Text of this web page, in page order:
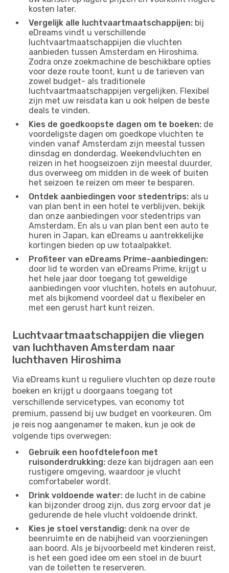
kosten later.
Vergelijk alle luchtvaartmaatschappijen: bij
eDreams vindt u verschillende
luchtvaartmaatschappijen die vluchten
aanbieden tussen Amsterdam en Hiroshima.
Zodra onze zoekmachine de beschikbare opties
voor deze route toont, kunt u de tarieven van
zowel budget- als traditionele
luchtvaartmaatschappijen vergelijken. Flexibel
zijn met uw reisdata kan u ook helpen de beste
deals te vinden.
Kies de goedkoopste dagen om te boeken: de
voordeligste dagen om goedkope vluchten te
vinden vanaf Amsterdam zijn meestal tussen
dinsdag en donderdag. Weekendvluchten en
reizen in het hoogseizoen zijn meestal duurder,
dus overweeg om midden in de week of buiten
het seizoen te reizen om meer te besparen.
Ontdek aanbiedingen voor stedentrips: als u
van plan bent in een hotel te verblijven, bekijk
dan onze aanbiedingen voor stedentrips van
Amsterdam. En als u van plan bent een auto te
huren in Japan, kan eDreams u aantrekkelijke
kortingen bieden op uw totaalpakket.
Profiteer van eDreams Prime-aanbiedingen:
door lid te worden van eDreams Prime, krijgt u
het hele jaar door toegang tot geweldige
aanbiedingen voor vluchten, hotels en autohuur,
met als bijkomend voordeel dat u flexibeler en
met een gerust hart kunt reizen.
Luchtvaartmaatschappijen die vliegen
van luchthaven Amsterdam naar
luchthaven Hiroshima
Via eDreams kunt u reguliere vluchten op deze route
boeken en krijgt u doorgaans toegang tot
verschillende servicetypes, van economy tot
premium, passend bij uw budget en voorkeuren. Om
je reis nog aangenamer te maken, kun je ook de
volgende tips overwegen:
Gebruik een hoofdtelefoon met
ruisonderdrukking: deze kan bijdragen aan een
rustigere omgeving, waardoor je vlucht
comfortabeler wordt.
Drink voldoende water: de lucht in de cabine
kan bijzonder droog zijn, dus zorg ervoor dat je
gedurende de hele vlucht voldoende drinkt.
Kies je stoel verstandig: denk na over de
beenruimte en de nabijheid van voorzieningen
aan boord. Als je bijvoorbeeld met kinderen reist,
is het een goed idee om een ​​stoel in de buurt
van de toiletten te reserveren.